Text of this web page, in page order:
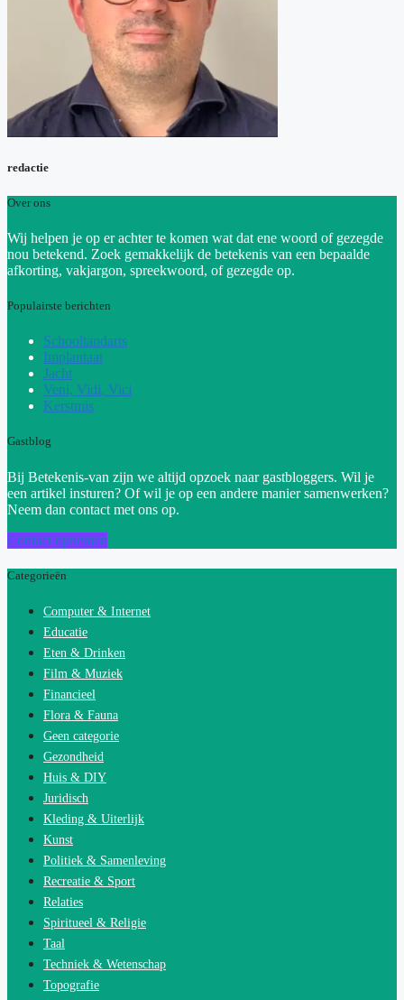
redactie
Over ons
Wij helpen je op er achter te komen wat dat ene woord of gezegde
nou betekend. Zoek gemakkelijk de betekenis van een bepaalde
afkorting, vakjargon, spreekwoord, of gezegde op.
Populairste berichten
Schooltandarts
Implantaat
Jacht
Veni, Vidi, Vici
Kerstmis
Gastblog
Bij Betekenis-van zijn we altijd opzoek naar gastbloggers. Wil je
een artikel insturen? Of wil je op een andere manier samenwerken?
Neem dan contact met ons op.
Contact opnemen
Categorieën
Computer & Internet
Educatie
Eten & Drinken
Film & Muziek
Financieel
Flora & Fauna
Geen categorie
Gezondheid
Huis & DIY
Juridisch
Kleding & Uiterlijk
Kunst
Politiek & Samenleving
Recreatie & Sport
Relaties
Spiritueel & Religie
Taal
Techniek & Wetenschap
Topografie